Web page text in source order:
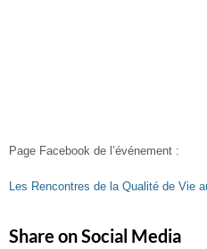
Page Facebook de l’événement :
Les Rencontres de la Qualité de Vie
Share on Social Media